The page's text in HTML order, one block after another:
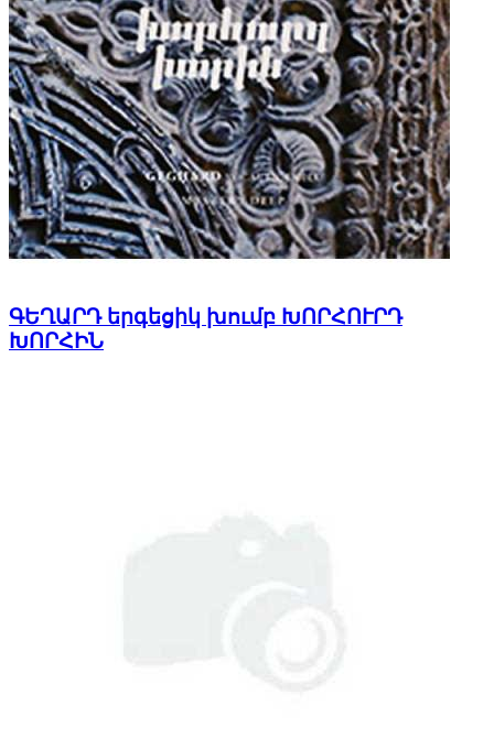
ԳԵՂԱՐԴ երգեցիկ խումբ ԽՈՐՀՈՒՐԴ
ԽՈՐՀԻՆ